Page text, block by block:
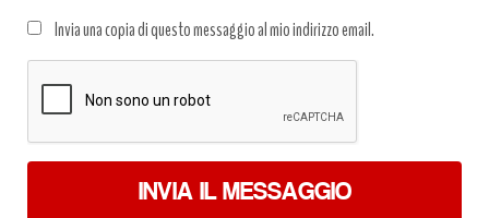
dati
*
Invia una copia di questo messaggio al mio indirizzo email.
INVIA IL MESSAGGIO